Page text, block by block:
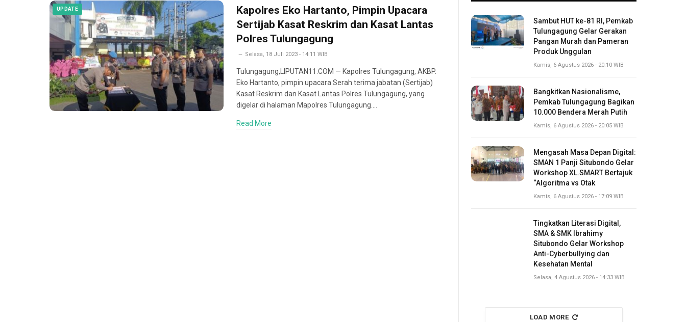
UPDATE
Kapolres Eko Hartanto, Pimpin Upacara
Sertijab Kasat Reskrim dan Kasat Lantas
Polres Tulungagung
Selasa, 18 Juli 2023 - 14:11 WIB
Tulungagung,LIPUTAN11.COM — Kapolres Tulungagung, AKBP.
Eko Hartanto, pimpin upacara Serah terima jabatan (Sertijab)
Kasat Reskrim dan Kasat Lantas Polres Tulungagung, yang
digelar di halaman Mapolres Tulungagung.…
Read More
Sambut HUT ke-81 RI, Pemkab
Tulungagung Gelar Gerakan
Pangan Murah dan Pameran
Produk Unggulan
Kamis, 6 Agustus 2026 - 20:10 WIB
Bangkitkan Nasionalisme,
Pemkab Tulungagung Bagikan
10.000 Bendera Merah Putih
Kamis, 6 Agustus 2026 - 20:05 WIB
Mengasah Masa Depan Digital:
SMAN 1 Panji Situbondo Gelar
Workshop XL.SMART Bertajuk
“Algoritma vs Otak
Kamis, 6 Agustus 2026 - 17:09 WIB
Tingkatkan Literasi Digital,
SMA & SMK Ibrahimy
Situbondo Gelar Workshop
Anti-Cyberbullying dan
Kesehatan Mental
Selasa, 4 Agustus 2026 - 14:33 WIB
LOAD MORE